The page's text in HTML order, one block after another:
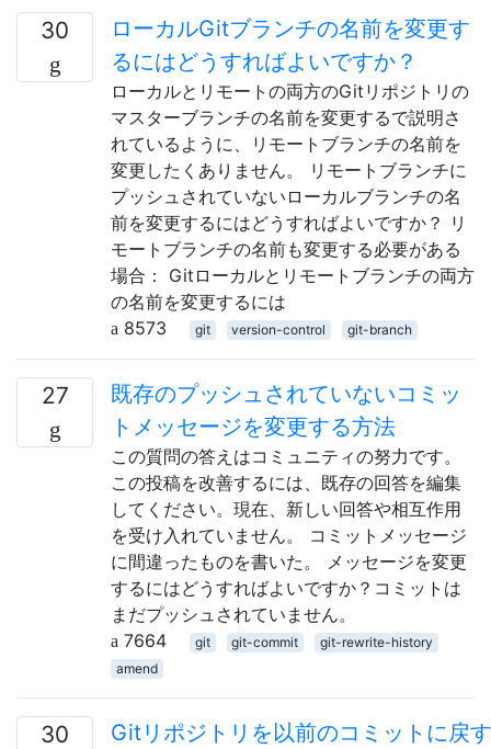
30
ローカルGitブランチの名前を変更す
るにはどうすればよいですか？
ローカルとリモートの両方のGitリポジトリの
マスターブランチの名前を変更するで説明さ
れているように、リモートブランチの名前を
変更したくありません。 リモートブランチに
プッシュされていないローカルブランチの名
前を変更するにはどうすればよいですか？ リ
モートブランチの名前も変更する必要がある
場合： Gitローカルとリモートブランチの両方
の名前を変更するには
8573
git version-control git-branch
27
既存のプッシュされていないコミッ
トメッセージを変更する方法
この質問の答えはコミュニティの努力です。
この投稿を改善するには、既存の回答を編集
してください。現在、新しい回答や相互作用
を受け入れていません。 コミットメッセージ
に間違ったものを書いた。 メッセージを変更
するにはどうすればよいですか？コミットは
まだプッシュされていません。
7664
git git-commit
git-rewrite-history
amend
30
Gitリポジトリを以前のコミットに戻